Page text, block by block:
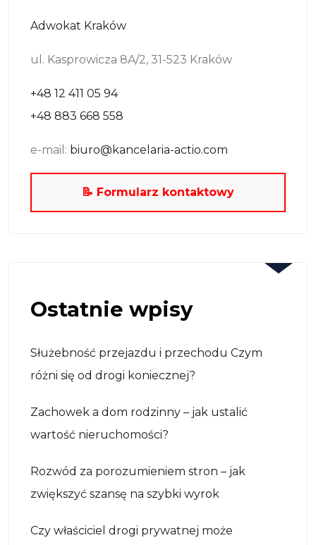
Adwokat Kraków
ul. Kasprowicza 8A/2, 31-523 Kraków
+48 12 411 05 94
+48 883 668 558
e-mail: biuro@kancelaria-actio.com
📝 Formularz kontaktowy
Ostatnie wpisy
Służebność przejazdu i przechodu Czym
różni się od drogi koniecznej?
Zachowek a dom rodzinny – jak ustalić
wartość nieruchomości?
Rozwód za porozumieniem stron – jak
zwiększyć szansę na szybki wyrok
Czy właściciel drogi prywatnej może